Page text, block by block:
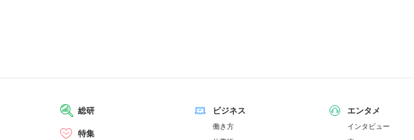
総研
特集
ビジネス
働き方
エンタメ
インタビュー